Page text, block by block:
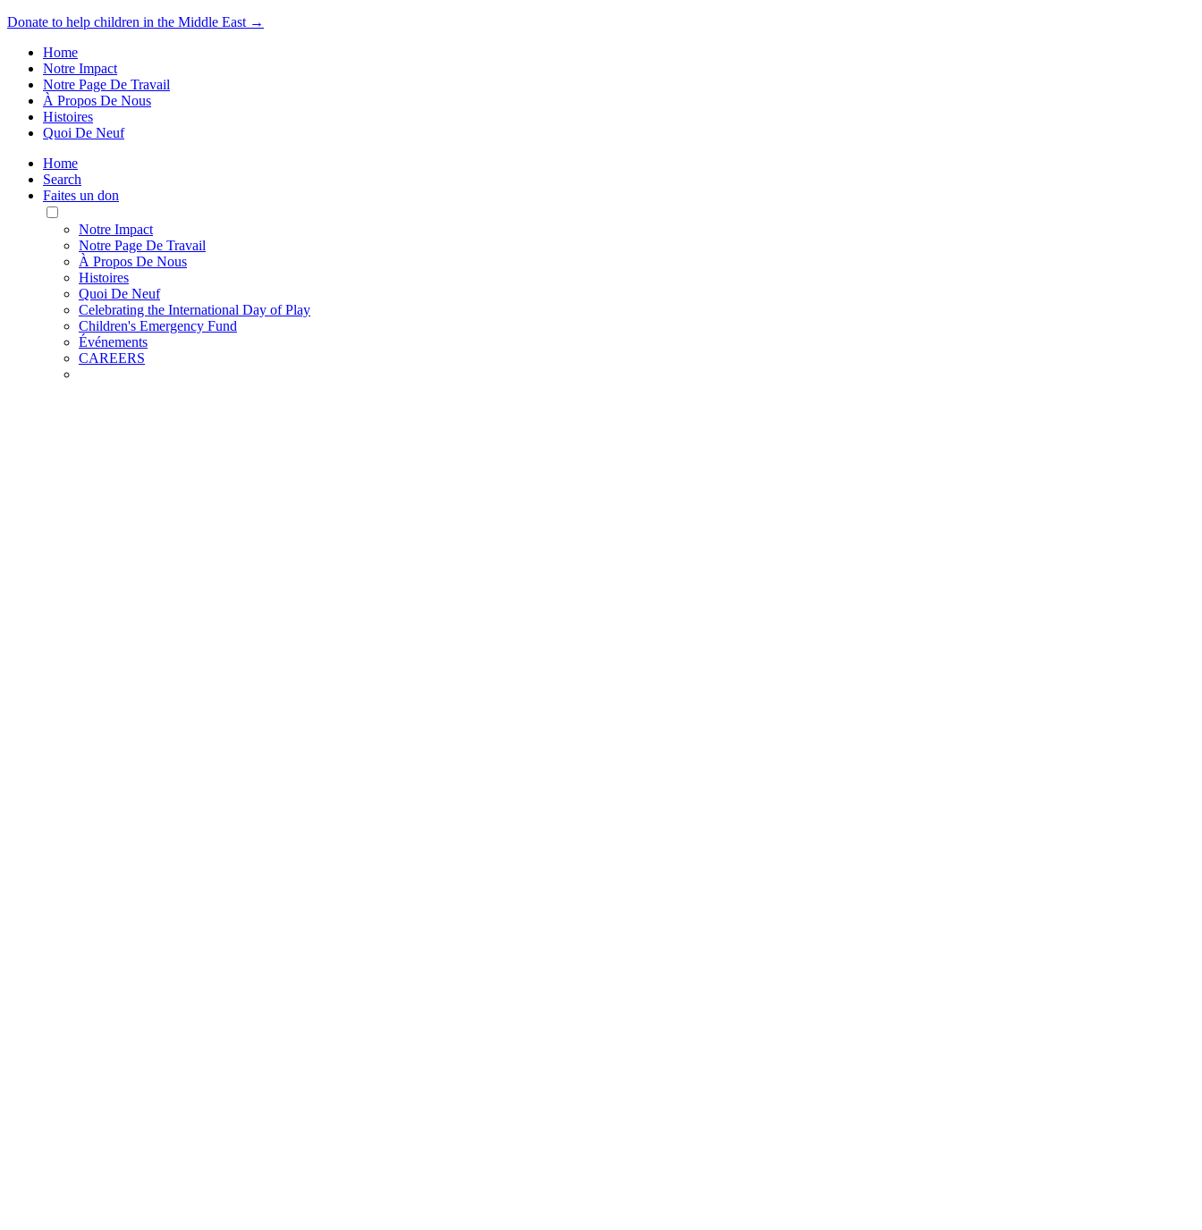
Donate to help children in the Middle East →
Home
Notre Impact
Notre Page De Travail
À Propos De Nous
Histoires
Quoi De Neuf
Home
Search
Faites un don
Toggle
Mobile
Menu
Notre Impact
Notre Page De Travail
À Propos De Nous
Histoires
Quoi De Neuf
Celebrating the International Day of Play
Children's Emergency Fund
Événements
CAREERS